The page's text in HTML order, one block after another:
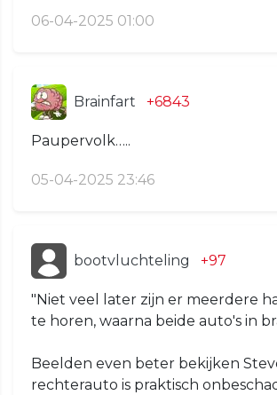
06-04-2025 01:00
Brainfart +6843
Paupervolk…..
05-04-2025 23:46
bootvluchteling +97
"Niet veel later zijn er meerdere
te horen, waarna beide auto's in
Beelden even beter bekijken
rechterauto is praktisch